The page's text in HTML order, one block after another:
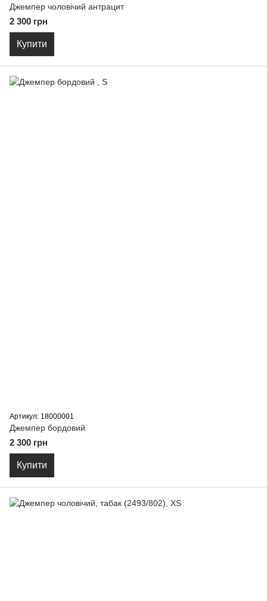
Джемпер чоловічий антрацит
2 300 грн
Купити
Артикул: 18000001
Джемпер бордовий
2 300 грн
Купити